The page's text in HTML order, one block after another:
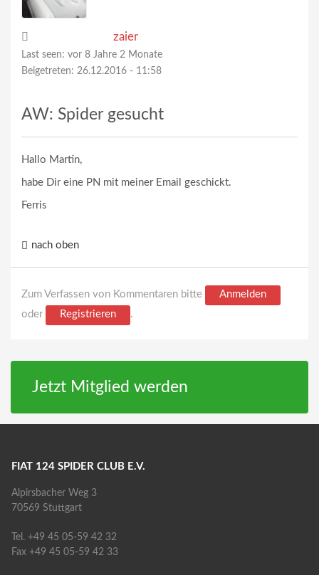
zaier
Last seen: vor 8 Jahre 2 Monate
Beigetreten: 26.12.2016 - 11:58
AW: Spider gesucht
Hallo Martin,
habe Dir eine PN mit meiner Email geschickt.
Ferris
nach oben
Zum Verfassen von Kommentaren bitte
Anmelden
oder
Registrieren .
Jetzt Mitglied werden
FIAT 124 SPIDER CLUB E.V.
Alpirsbacher Weg 3
70569 Stuttgart
Tel. +49 45 05-59 42 32
Fax +49 45 05-59 42 33